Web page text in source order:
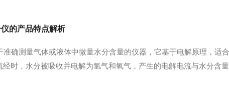
的产品特点解析
准确测量气体或液体中微量水分含量的仪器，它基于电解原理，
经时，水分被吸收并电解为氢气和氧气，产生的电解电流与水分